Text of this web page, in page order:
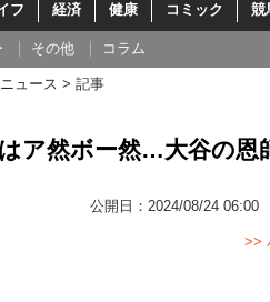
フ 経済 健康 コミック 競
その他 コラム
ュース 記事
ア然ボー然…大谷の恩
公開日： 2024/08/24 06:00
>>